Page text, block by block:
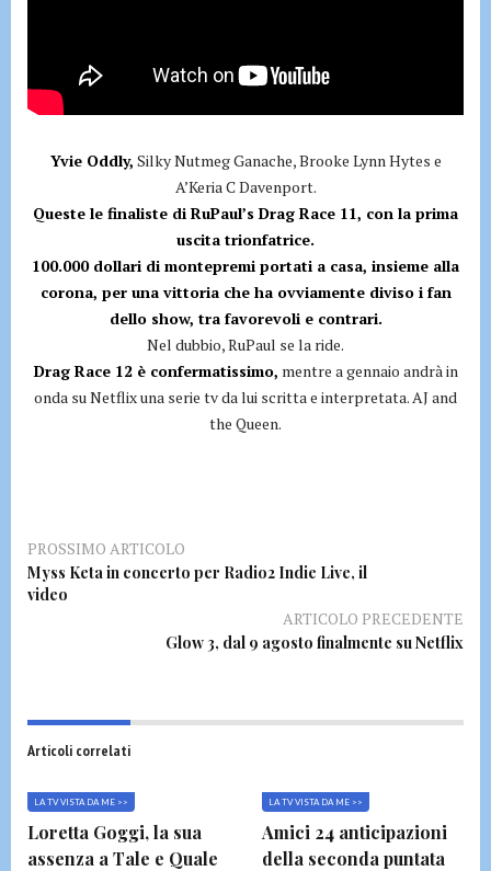
Yvie Oddly, Silky Nutmeg Ganache, Brooke Lynn Hytes e
A’Keria C Davenport.
Queste le finaliste di RuPaul’s Drag Race 11, con la prima
uscita trionfatrice.
100.000 dollari di montepremi portati a casa, insieme alla
corona, per una vittoria che ha ovviamente diviso i fan
dello show, tra favorevoli e contrari.
Nel dubbio, RuPaul se la ride.
Drag Race 12 è confermatissimo, mentre a gennaio andrà in
onda su Netflix una serie tv da lui scritta e interpretata. AJ and
the Queen.
PROSSIMO ARTICOLO
Myss Keta in concerto per Radio2 Indie Live, il
video
ARTICOLO PRECEDENTE
Glow 3, dal 9 agosto finalmente su Netflix
Articoli correlati
LA TV VISTA DA ME >>
Loretta Goggi, la sua
assenza a Tale e Quale
LA TV VISTA DA ME >>
Amici 24 anticipazioni
della seconda puntata